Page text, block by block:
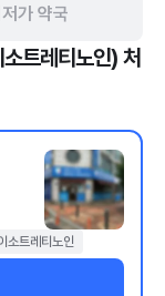
가 약국
트레티노인) 처
소트레티노인